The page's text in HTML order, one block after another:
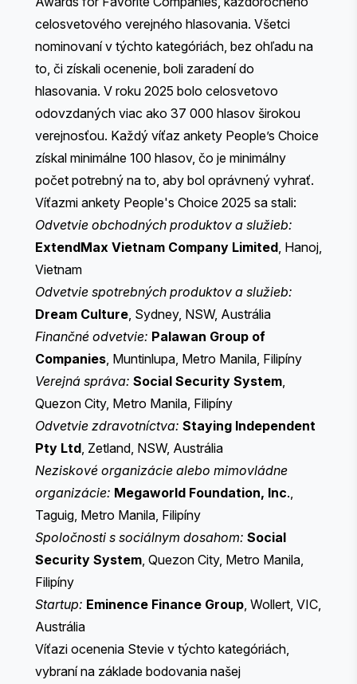
celosvetového verejného hlasovania. Všetci
nominovaní v týchto kategóriách, bez ohľadu na
to, či získali ocenenie, boli zaradení do
hlasovania. V roku 2025 bolo celosvetovo
odovzdaných viac ako 37 000 hlasov širokou
verejnosťou. Každý víťaz ankety People’s Choice
získal minimálne 100 hlasov, čo je minimálny
počet potrebný na to, aby bol oprávnený vyhrať.
Víťazmi ankety People's Choice 2025 sa stali:
Odvetvie obchodných produktov a služieb:
ExtendMax Vietnam Company Limited , Hanoj,
Vietnam
Odvetvie spotrebných produktov a služieb:
Dream Culture , Sydney, NSW, Austrália
Finančné odvetvie: Palawan Group of
Companies , Muntinlupa, Metro Manila, Filipíny
Verejná správa: Social Security System
Quezon City, Metro Manila, Filipíny
Odvetvie zdravotníctva: Staying Independent
Pty Ltd , Zetland, NSW, Austrália
Neziskové organizácie alebo mimovládne
organizácie: Megaworld Foundation, Inc.,
Taguig, Metro Manila, Filipíny
Spoločnosti s sociálnym dosahom: Social
Security System , Quezon City, Metro Manila,
Filipíny
Startup: Eminence Finance Group , Wollert, VIC,
Austrália
Víťazi ocenenia Stevie v týchto kategóriách,
vybraní na základe bodovania našej